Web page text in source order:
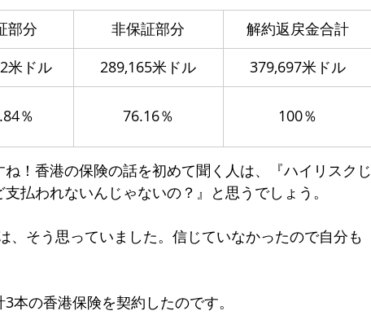
部分 非保証部分
解約返戻金合計
米ドル 289,165米ドル
​379,697米ドル
％ 76.16％ 100％
！香港の保険の話を初めて聞く人は、『ハイリスクじ
払われないんじゃないの？』と思うでしょう。
、そう思っていました。信じていなかったので自分も
本の香港保険を契約したのです。